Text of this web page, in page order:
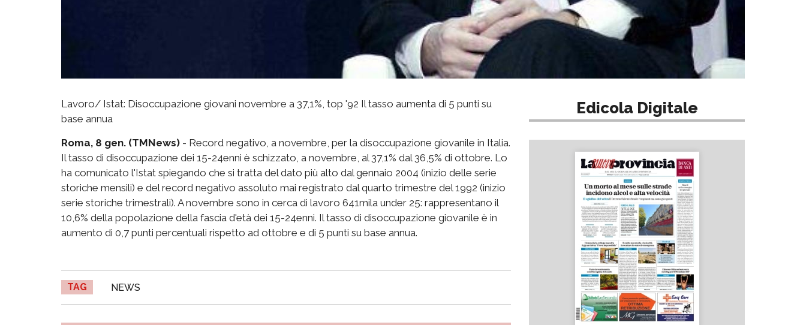
Lavoro/ Istat: Disoccupazione giovani novembre a 37,1%, top '92 Il tasso aumenta di 5 punti su
base annua
Roma, 8 gen. (TMNews) - Record negativo, a novembre, per la disoccupazione giovanile in Italia.
Il tasso di disoccupazione dei 15-24enni è schizzato, a novembre, al 37,1% dal 36,5% di ottobre. Lo
ha comunicato l'Istat spiegando che si tratta del dato più alto dal gennaio 2004 (inizio delle serie
storiche mensili) e del record negativo assoluto mai registrato dal quarto trimestre del 1992 (inizio
serie storiche trimestrali). A novembre sono in cerca di lavoro 641mila under 25: rappresentano il
10,6% della popolazione della fascia d'età dei 15-24enni. Il tasso di disoccupazione giovanile è in
aumento di 0,7 punti percentuali rispetto ad ottobre e di 5 punti su base annua.
TAG NEWS
Edicola Digitale